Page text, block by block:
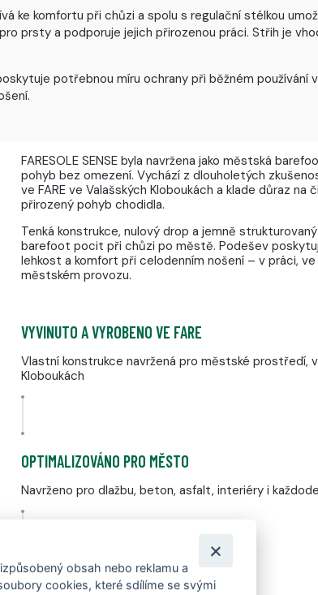
ke komfortu při chůzi a spolu s regulační stélkou
a podporuje jejich přirozenou práci. Střih je
potřebnou míru ochrany při běžném používání
FARESOLE SENSE byla navržena jako městská
pohyb bez omezení. Vychází z dlouholetých
ve FARE ve Valašských Kloboukách a klade důraz
přirozený pohyb chodidla.
Tenká konstrukce, nulový drop a jemně
barefoot pocit při chůzi po městě. Podešev
lehkost a komfort při celodenním nošení – v práci,
městském provozu.
VYVINUTO A VYROBENO VE FARE
Vlastní konstrukce navržená pro městské prostředí,
Kloboukách
OPTIMALIZOVÁNO PRO MĚSTO
Navrženo pro dlažbu, beton, asfalt, interiéry i
SKUTEČNÝ BAREFOOT POCIT
obsah nebo reklamu a
cookies, které sdílíme se svými